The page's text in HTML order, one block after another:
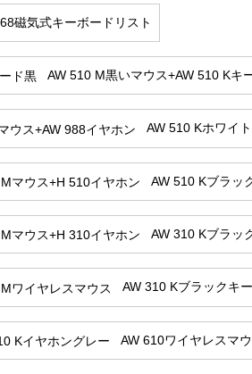
磁気式キーボードリスト
AW 510 M黒いマウス+AW 510 Kキ
AW 510 Kホワイ
AW 510 Kブラッ
AW 310 Kブラッ
AW 310 Kブラックキ
AW 610ワイヤレスマ